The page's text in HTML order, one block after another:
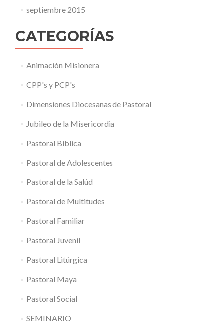
septiembre 2015
CATEGORÍAS
Animación Misionera
CPP's y PCP's
Dimensiones Diocesanas de Pastoral
Jubileo de la Misericordia
Pastoral Bíblica
Pastoral de Adolescentes
Pastoral de la Salúd
Pastoral de Multitudes
Pastoral Familiar
Pastoral Juvenil
Pastoral Litúrgica
Pastoral Maya
Pastoral Social
SEMINARIO